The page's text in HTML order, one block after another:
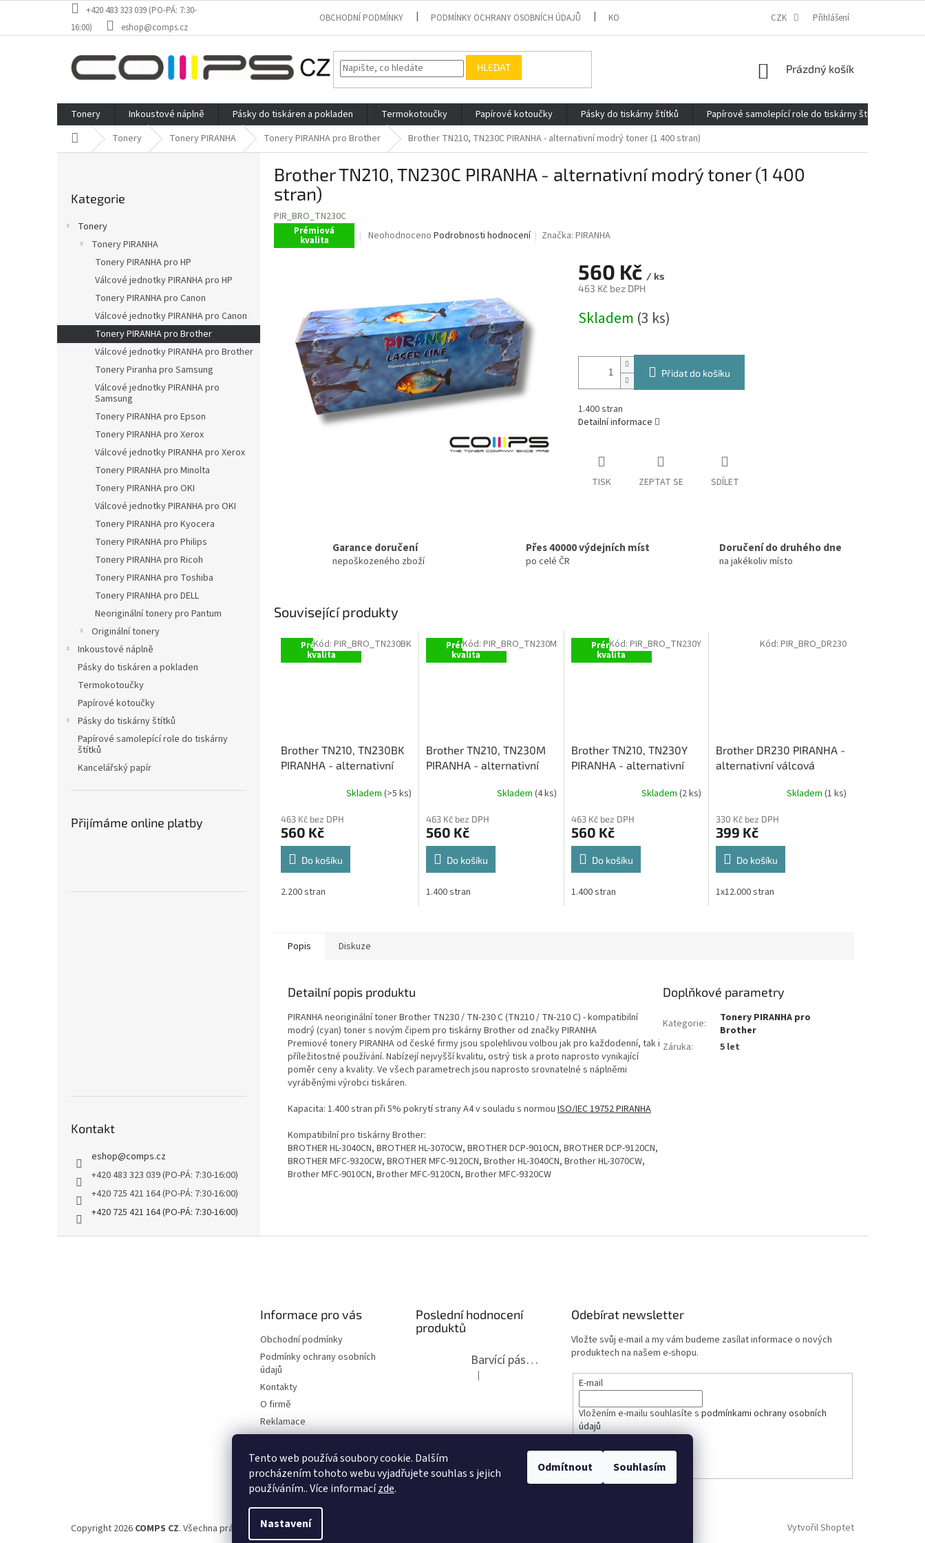
Tento web používá soubory cookie. Dalším
procházením tohoto webu vyjadřujete souhlas s jejich
používáním.. Více informacízde.
Nastavení
Odmítnout Souhlasím
obsah
+420 483 323 039 (PO-PÁ: 7:30-
16:00)
eshop@comps.cz
OBCHODNÍ PODMÍNKY PODMÍNKY OCHRANY OSOBNÍCH ÚDAJŮ KONTAKTY REKLAMACE ELEKTROMOBILITA 2020
CZK Přihlášení
HLEDAT
NÁKUPNÍ
Prázdný košík
Tonery Inkoustové náplně Pásky do tiskáren a pokladen Termokotoučky Papírové kotoučky Pásky do tiskárny štítků Papírové samolepící role do tiskárny štítků
Domů Tonery Tonery PIRANHA Tonery PIRANHA pro Brother Brother TN210, TN230C PIRANHA - alternativní modrý toner (1 400 stran)
n
e
kategorie
Kategorie
Tonery
Tonery PIRANHA
Tonery PIRANHA pro HP
Válcové jednotky PIRANHA pro HP
Tonery PIRANHA pro Canon
Válcové jednotky PIRANHA pro Canon
Tonery PIRANHA pro Brother
Válcové jednotky PIRANHA pro Brother
Tonery Piranha pro Samsung
Válcové jednotky PIRANHA pro
Samsung
Tonery PIRANHA pro Epson
Tonery PIRANHA pro Xerox
Válcové jednotky PIRANHA pro Xerox
Tonery PIRANHA pro Minolta
Tonery PIRANHA pro OKI
Válcové jednotky PIRANHA pro OKI
Tonery PIRANHA pro Kyocera
Tonery PIRANHA pro Philips
Tonery PIRANHA pro Ricoh
Tonery PIRANHA pro Toshiba
Tonery PIRANHA pro DELL
Neoriginální tonery pro Pantum
Originální tonery
Inkoustové náplně
Pásky do tiskáren a pokladen
Termokotoučky
Papírové kotoučky
Pásky do tiskárny štítků
Papírové samolepící role do tiskárny
štítků
Kancelářský papír
Přijímáme online platby
Kontakt
eshop@comps.cz
+420 483 323 039 (PO-PÁ: 7:30-16:00)
+420 725 421 164 (PO-PÁ: 7:30-16:00)
+420 725 421 164 (PO-PÁ: 7:30-16:00)
Brother TN210, TN230C PIRANHA - alternativní modrý toner (1 400
stran)
PIR_BRO_TN230C
Prémiová
kvalita
Průměrné
5
hvězdiček.
Neohodnoceno Podrobnosti hodnocení Značka:PIRANHA
560 Kč / ks
463 Kč bez DPH
cena:
Skladem (3 ks)
Přidat do košíku
1.400 stran
Detailní informace
TISK ZEPTAT SE SDÍLET
Garance doručení
nepoškozeného zboží
Přes 40000 výdejních míst
po celé ČR
Doručení do druhého dne
na jakékoliv místo
Související produkty
Prémiová
kvalita
Brother TN210, TN230BK
PIRANHA - alternativní
Skladem (>5 ks)
463 Kč bez DPH
560 Kč
Do košíku
2.200 stran
Kód: PIR_BRO_TN230BK Prémiová
kvalita
Brother TN210, TN230M
PIRANHA - alternativní
Skladem (4 ks)
463 Kč bez DPH
560 Kč
Do košíku
1.400 stran
Kód: PIR_BRO_TN230M Prémiová
kvalita
Brother TN210, TN230Y
PIRANHA - alternativní
Skladem(2 ks)
463 Kč bez DPH
560 Kč
Do košíku
1.400 stran
Kód:PIR_BRO_TN230Y
Brother DR230 PIRANHA -
alternativní válcová
Skladem (1 ks)
330 Kč bez DPH
399 Kč
Do košíku
1x12.000 stran
Kód: PIR_BRO_DR230
Popis Diskuze
Detailní popis produktu
PIRANHA neoriginální toner Brother TN230 / TN-230 C (TN210 / TN-210 C) - kompatibilní
modrý (cyan) toner s novým čipem pro tiskárny Brother od značky PIRANHA
Premiové tonery PIRANHA od české firmy jsou spolehlivou volbou jak pro každodenní, tak i
příležitostné používání. Nabízejí nejvyšší kvalitu, ostrý tisk a proto naprosto vynikající
poměr ceny a kvality. Ve všech parametrech jsou naprosto srovnatelné s náplněmi
vyráběnými výrobci tiskáren.
Kapacita: 1.400 stran při 5% pokrytí strany A4 v souladu s normou ISO/IEC 19752 PIRANHA
Kompatibilní pro tiskárny Brother:
BROTHER HL-3040CN, BROTHER HL-3070CW, BROTHER DCP-9010CN, BROTHER DCP-9120CN,
BROTHER MFC-9320CW, BROTHER MFC-9120CN, Brother HL-3040CN, Brother HL-3070CW,
Brother MFC-9010CN, Brother MFC-9120CN, Brother MFC-9320CW
Doplňkové parametry
Kategorie:
Tonery PIRANHA pro
Brother
Záruka: 5 let
Informace pro vás
Obchodní podmínky
Podmínky ochrany osobních
údajů
Kontakty
O firmě
Reklamace
Elektromobilita 2020
Certifikáty
Možnosti dopravy
Poslední hodnocení
produktů
Barvící páska pro psací stroje DIN 1, DIN 13/10, LAND, PA červenočerná
Hodnocení produktu je 5 z 5 hvězdiček.
|
Odebírat newsletter
Vložte svůj e-mail a my vám budeme zasílat informace o nových
produktech na našem e-shopu.
E-mail
Vložením e-mailu souhlasíte spodmínkami ochrany osobních
údajů
Vytvořil Shoptet
Copyright 2026 COMPS CZ. Všechna práva vyhrazena.